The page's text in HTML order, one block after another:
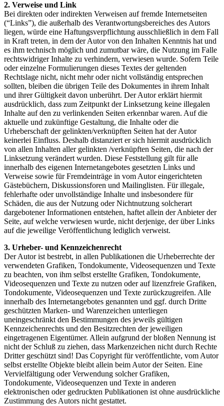
2. Verweise und Link
Bei direkten oder indirekten Verweisen auf fremde Internetseiten
(“Links”), die außerhalb des Verantwortungsbereiches des Autors
liegen, würde eine Haftungsverpflichtung ausschließlich in dem Fall
in Kraft treten, in dem der Autor von den Inhalten Kenntnis hat und
es ihm technisch möglich und zumutbar wäre, die Nutzung im Falle
rechtswidriger Inhalte zu verhindern, verwiesen wurde. Sofern Teile
oder einzelne Formulierungen dieses Textes der geltenden
Rechtslage nicht, nicht mehr oder nicht vollständig entsprechen
sollten, bleiben die übrigen Teile des Dokumentes in ihrem Inhalt
und ihrer Gültigkeit davon unberührt. Der Autor erklärt hiermit
ausdrücklich, dass zum Zeitpunkt der Linksetzung keine illegalen
Inhalte auf den zu verlinkenden Seiten erkennbar waren. Auf die
aktuelle und zukünftige Gestaltung, die Inhalte oder die
Urheberschaft der gelinkten/verknüpften Seiten hat der Autor
keinerlei Einfluss. Deshalb distanziert er sich hiermit ausdrücklich
von allen Inhalten aller gelinkten /verknüpften Seiten, die nach der
Linksetzung verändert wurden. Diese Feststellung gilt für alle
innerhalb des eigenen Internetangebotes gesetzten Links und
Verweise sowie für Fremdeinträge in vom Autor eingerichteten
Gästebüchern, Diskussionsforen und Mailinglisten. Für illegale,
fehlerhafte oder unvollständige Inhalte und insbesondere für
Schäden, die aus der Nutzung oder Nichtnutzung solcherart
dargebotener Informationen entstehen, haftet allein der Anbieter der
Seite, auf welche verwiesen wurde, nicht derjenige, der über Links
auf die jeweilige Veröffentlichung lediglich verweist.
3. Urheber- und Kennzeichenrecht
Der Autor ist bestrebt, in allen Publikationen die Urheberrechte der
verwendeten Grafiken, Tondokumente, Videosequenzen und Texte
zu beachten, von ihm selbst erstellte Grafiken, Tondokumente,
Videosequenzen und Texte zu nutzen oder auf lizenzfreie Grafiken,
Tondokumente, Videosequenzen und Texte zurückzugreifen. Alle
innerhalb des Internetangebotes genannten und ggf. durch Dritte
geschützten Marken- und Warenzeichen unterliegen
uneingeschränkt den Bestimmungen des jeweils gültigen
Kennzeichenrechts und den Besitzrechten der jeweiligen
eingetragenen Eigentümer. Allein aufgrund der bloßen Nennung ist
nicht der Schluß zu ziehen, dass Markenzeichen nicht durch Rechte
Dritter geschützt sind! Das Copyright für veröffentlichte, vom Autor
selbst erstellte Objekte bleibt allein beim Autor der Seiten. Eine
Vervielfältigung oder Verwendung solcher Grafiken,
Tondokumente, Videosequenzen und Texte in anderen
elektronischen oder gedruckten Publikationen ist ohne ausdrückliche
Zustimmung des Autors nicht gestattet.